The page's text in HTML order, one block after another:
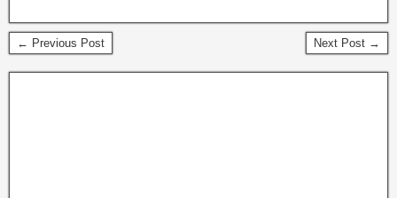
← Previous Post Next Post →